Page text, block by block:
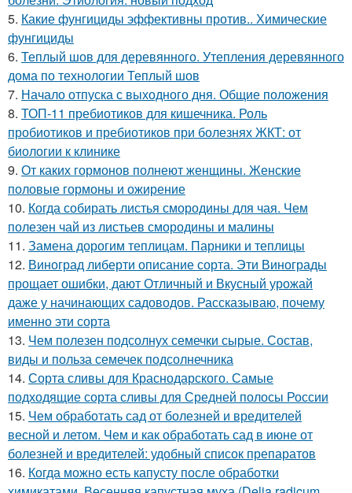
5. Какие фунгициды эффективны против.. Химические
фунгициды
6. Теплый шов для деревянного. Утепления деревянного
дома по технологии Теплый шов
7. Начало отпуска с выходного дня. Общие положения
8. ТОП-11 пребиотиков для кишечника. Роль
пробиотиков и пребиотиков при болезнях ЖКТ: от
биологии к клинике
9. От каких гормонов полнеют женщины. Женские
половые гормоны и ожирение
10. Когда собирать листья смородины для чая. Чем
полезен чай из листьев смородины и малины
11. Замена дорогим теплицам. Парники и теплицы
12. Виноград либерти описание сорта. Эти Винограды
прощает ошибки, дают Отличный и Вкусный урожай
даже у начинающих садоводов. Рассказываю, почему
именно эти сорта
13. Чем полезен подсолнух семечки сырые. Состав,
виды и польза семечек подсолнечника
14. Сорта сливы для Краснодарского. Самые
подходящие сорта сливы для Средней полосы России
15. Чем обработать сад от болезней и вредителей
весной и летом. Чем и как обработать сад в июне от
болезней и вредителей: удобный список препаратов
16. Когда можно есть капусту после обработки